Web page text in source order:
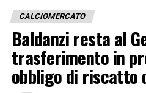
CALCIOMERCATO
Baldanzi resta al
trasferimento in
obbligo di riscatto